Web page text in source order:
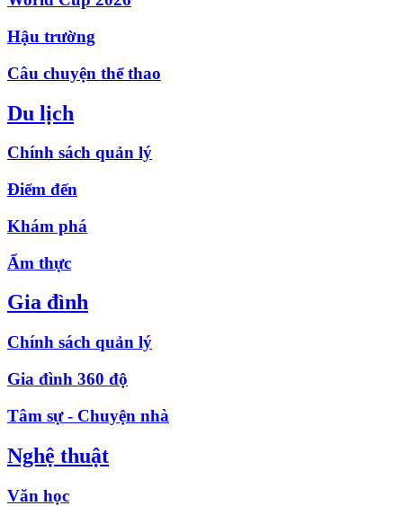
Hậu trường
Câu chuyện thể thao
Du lịch
Chính sách quản lý
Điểm đến
Khám phá
Ẩm thực
Gia đình
Chính sách quản lý
Gia đình 360 độ
Tâm sự - Chuyện nhà
Nghệ thuật
Văn học